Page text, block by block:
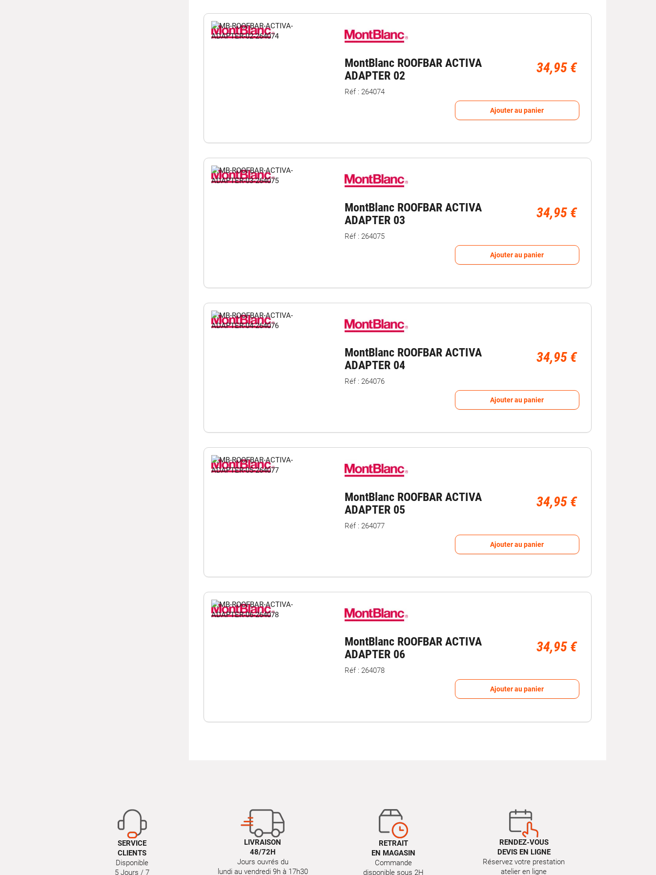
MontBlanc ROOFBAR ACTIVA
ADAPTER 02
34,95 €
Réf : 264074
Ajouter au panier
MontBlanc ROOFBAR ACTIVA
ADAPTER 03
34,95 €
Réf : 264075
Ajouter au panier
MontBlanc ROOFBAR ACTIVA
ADAPTER 04
34,95 €
Réf : 264076
Ajouter au panier
MontBlanc ROOFBAR ACTIVA
ADAPTER 05
34,95 €
Réf : 264077
Ajouter au panier
MontBlanc ROOFBAR ACTIVA
ADAPTER 06
34,95 €
Réf : 264078
Ajouter au panier
SERVICE
CLIENTS
Disponible
5 Jours / 7
LIVRAISON
48/72H
Jours ouvrés du
lundi au vendredi 9h à 17h30
RETRAIT
EN MAGASIN
Commande
disponible sous 2H
RENDEZ-VOUS
DEVIS EN LIGNE
Réservez votre prestation
atelier en ligne